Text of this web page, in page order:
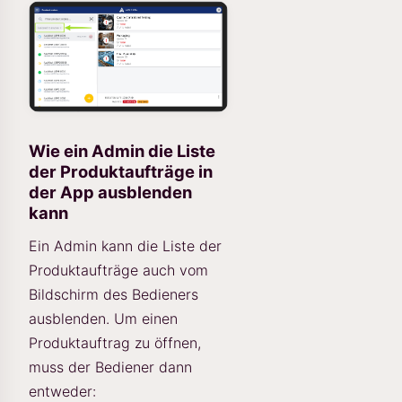
Wie ein Admin die Liste
der Produktaufträge in
der App ausblenden
kann
Ein Admin kann die Liste der
Produktaufträge auch vom
Bildschirm des Bedieners
ausblenden. Um einen
Produktauftrag zu öffnen,
muss der Bediener dann
entweder: